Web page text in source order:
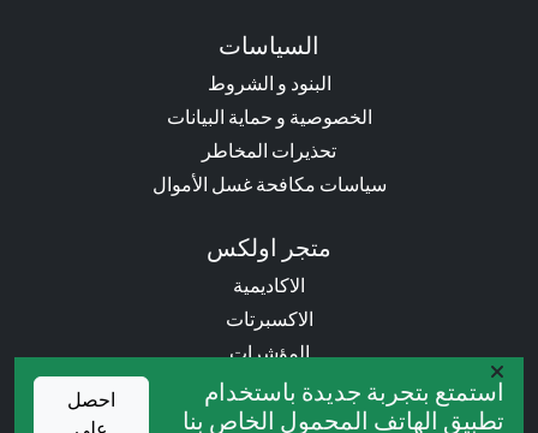
استمتع بتجربة جديدة باستخدام
تطبيق الهاتف المحمول الخاص بنا
احصل
على
السياسات
البنود و الشروط
الخصوصية و حماية البيانات
تحذيرات المخاطر
سياسات مكافحة غسل الأموال
متجر اولكس
الاكاديمية
الاكسبرتات
المؤشرات
الكتب